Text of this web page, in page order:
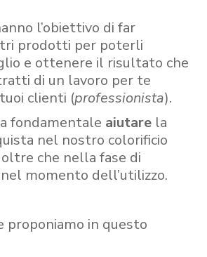
l’obiettivo di far
prodotti per poterli
e ottenere il risultato che
di un lavoro per te
clienti (professionista).
fondamentale aiutare la
nel nostro colorificio
che nella fase di
momento dell’utilizzo.
proponiamo in questo